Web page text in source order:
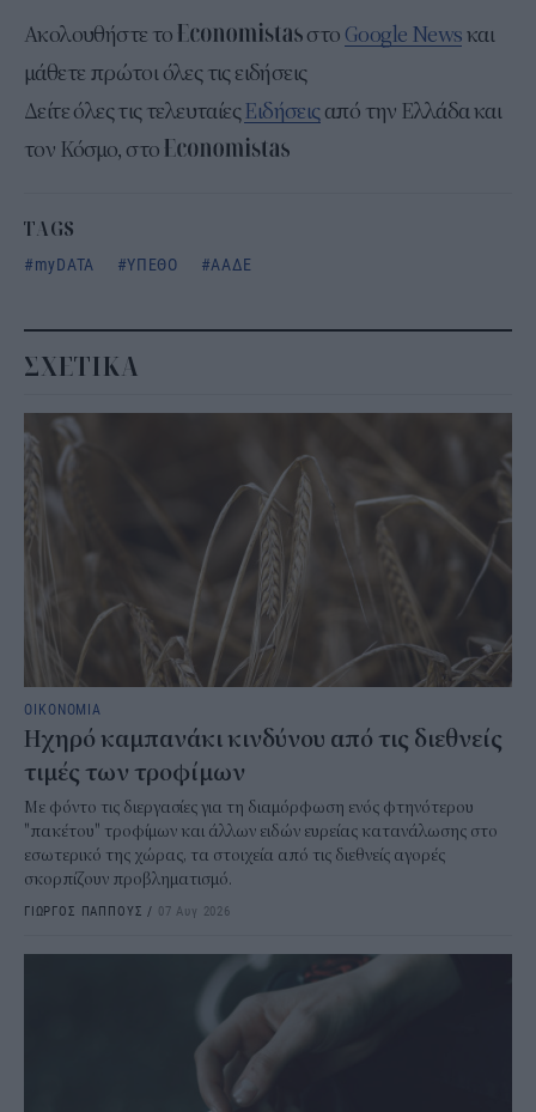
Ακολουθήστε το στο Google Newsκαι
μάθετε πρώτοι όλες τις ειδήσεις
Δείτε όλες τις τελευταίεςΕιδήσειςαπό την Ελλάδα και
τον Κόσμο, στο
TAGS
myDATA
ΥΠΕΘΟ ΑΑΔΕ
ΣΧΕΤΙΚΑ
ΟΙΚΟΝΟΜΙΑ
Ηχηρό καμπανάκι κινδύνου από τις διεθνείς
τιμές των τροφίμων
Με φόντο τις διεργασίες για τη διαμόρφωση ενός φτηνότερου
"πακέτου" τροφίμων και άλλων ειδών ευρείας κατανάλωσης στο
εσωτερικό της χώρας, τα στοιχεία από τις διεθνείς αγορές
σκορπίζουν προβληματισμό.
ΓΙΩΡΓΟΣ ΠΑΠΠΟΥΣ / 07 Αυγ 2026